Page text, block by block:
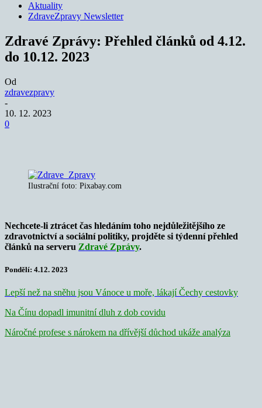
Aktuality
ZdraveZpravy Newsletter
Zdravé Zprávy: Přehled článků od 4.12.
do 10.12. 2023
Od
zdravezpravy
-
10. 12. 2023
0
Ilustrační foto: Pixabay.com
Nechcete-li ztrácet čas hledáním toho nejdůležitějšího ze
zdravotnictví a sociální politiky, projděte si týdenní přehled
článků na serveru Zdravé Zprávy.
Pondělí: 4.12. 2023
Lepší než na sněhu jsou Vánoce u moře, lákají Čechy cestovky
Na Čínu dopadl imunitní dluh z dob covidu
Náročné profese s nárokem na dřívější důchod ukáže analýza